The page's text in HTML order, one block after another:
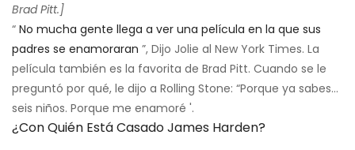
Brad Pitt.]
“ No mucha gente llega a ver una película en la que sus
padres se enamoraran ”, Dijo Jolie al New York Times. La
película también es la favorita de Brad Pitt. Cuando se le
preguntó por qué, le dijo a Rolling Stone: “Porque ya sabes…
seis niños. Porque me enamoré '.
¿Con Quién Está Casado James Harden?